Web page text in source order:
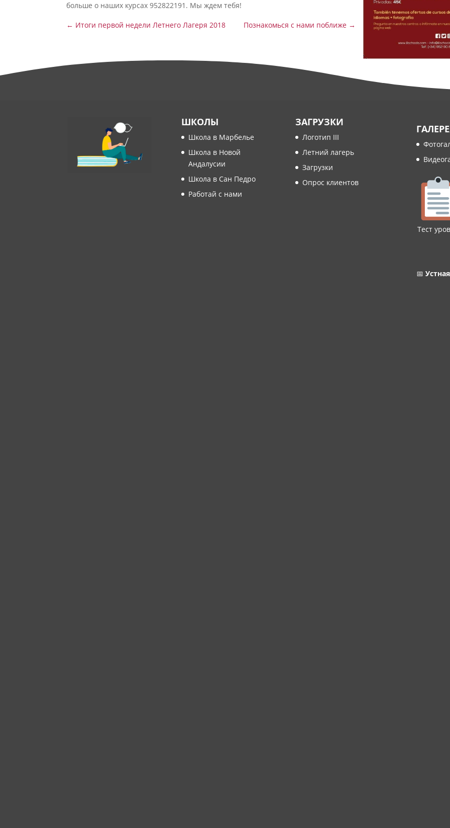
больше о наших курсах 952822191. Мы ждем тебя!
← Итоги первой недели Летнего Лагеря 2018 Познакомься с нами поближе→
ШКОЛЫ
Школа в Марбелье
Школа в Новой
Андалусии
Школа в Сан Педро
Работай с нами
ЗАГРУЗКИ
Логотип III
Летний лагерь
Загрузки
Опрос клиентов
Тест
📅